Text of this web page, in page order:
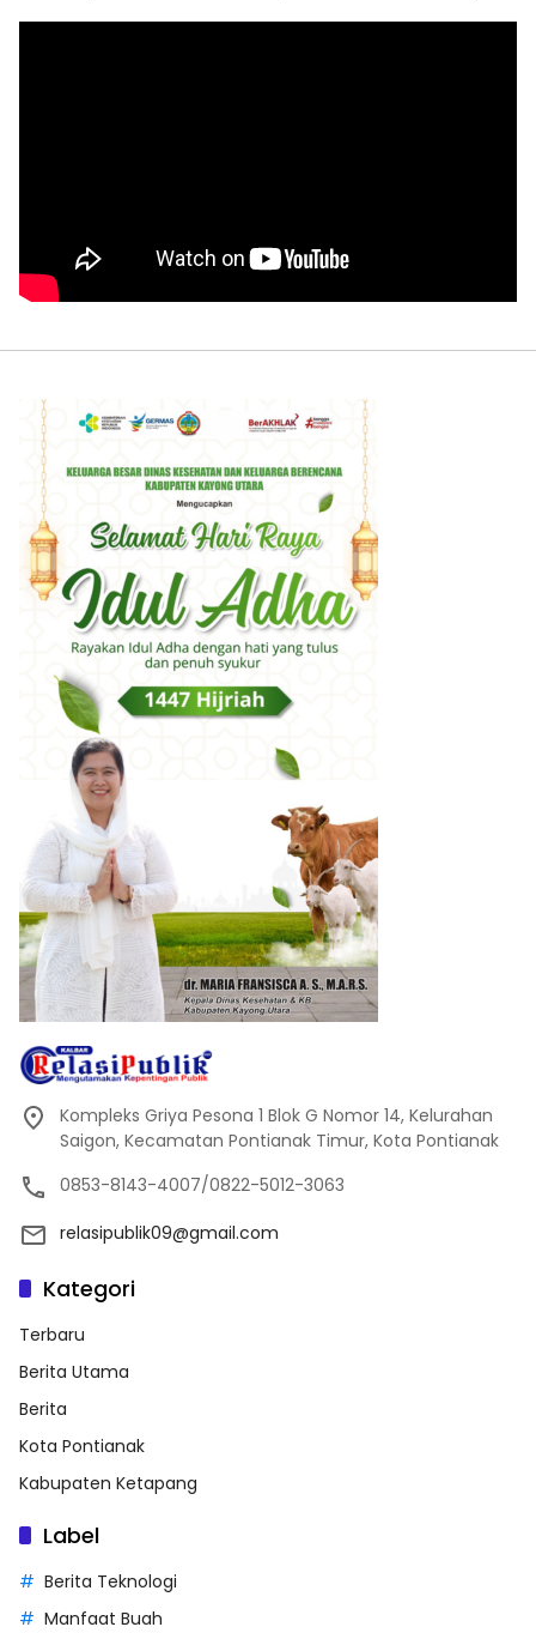
Kompleks Griya Pesona 1 Blok G Nomor 14, Kelurahan
Saigon, Kecamatan Pontianak Timur, Kota Pontianak
0853-8143-4007/0822-5012-3063
relasipublik09@gmail.com
Kategori
Terbaru
Berita Utama
Berita
Kota Pontianak
Kabupaten Ketapang
Label
Berita Teknologi
Manfaat Buah